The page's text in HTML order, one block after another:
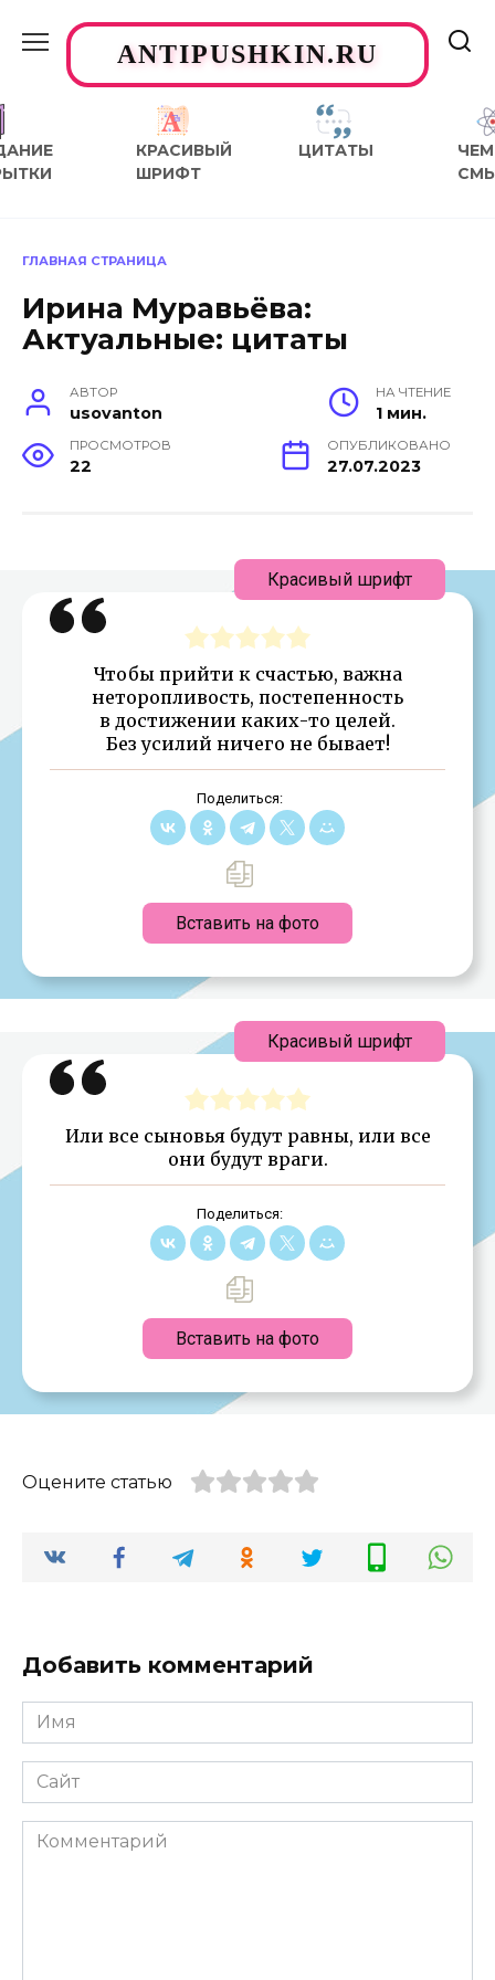
содержаниюANTIPUSHKIN.RU
КРАСИВЫЙ
ШРИФТ
ЦИТАТЫ
ЧЕМ
ГЛАВНАЯ СТРАНИЦА
Ирина Муравьёва:
Актуальные: цитаты
АВТОР
usovanton
НА ЧТЕНИЕ
1 мин.
ПРОСМОТРОВ
22
ОПУБЛИКОВАНО
27.07.2023
Чтобы прийти к счастью, важна
неторопливость, постепенность
в достижении каких-то целей.
Без усилий ничего не бывает!
Поделиться:
Вставить на фото
Красивый шрифт
Или все сыновья будут равны, или все
они будут враги.
Поделиться:
Вставить на фото
Красивый шрифт
Оцените статью
Добавить комментарий
Имя
*
Сайт
Комментарий